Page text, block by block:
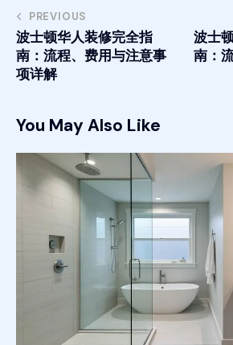
PREVIOUS
波士顿华人装修完全指
南：流程、费用与注意事
项详解
波士
南：
You May Also Like